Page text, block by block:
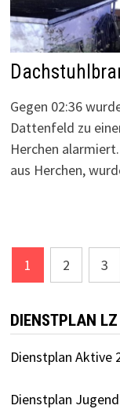
Gegen 02:36
Dattenfeld zu
Herchen
aus Herchen,
der
Beiträge
1 2 3
DIENSTPLAN
Dienstplan Aktive
Dienstplan